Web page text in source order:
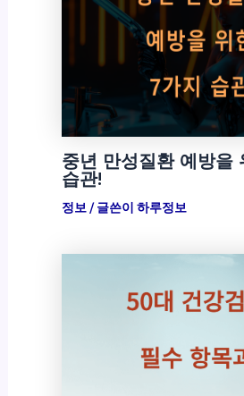
중년 만성질환 예방을
습관!
정보/ 글쓴이 하루정보